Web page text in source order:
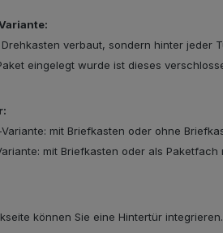
Drehkasten verbaut, sondern hinter jeder
eingelegt wurde ist dieses
mit Briefkasten oder ohne
mit Briefkasten oder als Paketfach
können Sie eine Hintertür integrieren.